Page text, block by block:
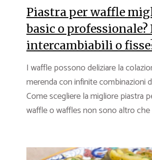
Piastra per waffle
basic o professionale?
intercambiabili o
I waffle possono deliziare la
merenda con infinite combinazioni
Come scegliere la migliore piastra
waffle o waffles non sono altro che